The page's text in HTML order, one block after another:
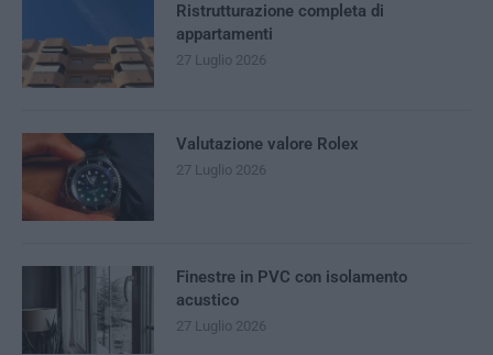
Ristrutturazione completa di
appartamenti
27 Luglio 2026
Valutazione valore Rolex
27 Luglio 2026
Finestre in PVC con isolamento
acustico
27 Luglio 2026